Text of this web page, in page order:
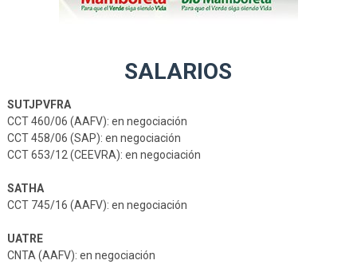
SALARIOS
SUTJPVFRA
CCT 460/06 (AAFV): en negociación
CCT 458/06 (SAP): en negociación
CCT 653/12 (CEEVRA): en negociación
SATHA
CCT 745/16 (AAFV): en negociación
UATRE
CNTA (AAFV): en negociación